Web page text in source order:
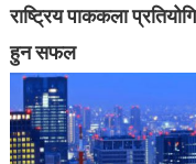
राष्ट्रिय पाककला
हुन सफल